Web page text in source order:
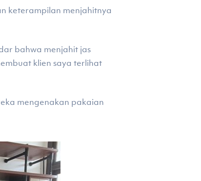
keterampilan menjahitnya
bahwa menjahit jas
klien saya terlihat
mengenakan pakaian